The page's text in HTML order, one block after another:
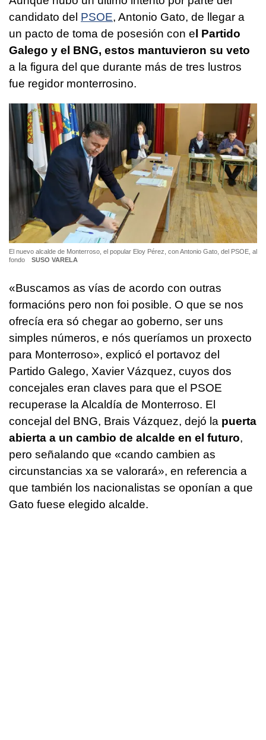
candidato del PSOE, Antonio Gato, de llegar a
un pacto de toma de posesión con el Partido
Galego y el BNG, estos mantuvieron su veto
a la figura del que durante más de tres lustros
fue regidor monterrosino.
El nuevo alcalde de Monterroso, el popular Eloy Pérez, con Antonio Gato, del PSOE, al
fondo
SUSO VARELA
«Buscamos as vías de acordo con outras
formacións pero non foi posible. O que se nos
ofrecía era só chegar ao goberno, ser uns
simples números, e nós queríamos un proxecto
para Monterroso», explicó el portavoz del
Partido Galego, Xavier Vázquez, cuyos dos
concejales eran claves para que el PSOE
recuperase la Alcaldía de Monterroso. El
concejal del BNG, Brais Vázquez, dejó la puerta
abierta a un cambio de alcalde en el futuro,
pero señalando que «cando cambien as
circunstancias xa se valorará», en referencia a
que también los nacionalistas se oponían a que
Gato fuese elegido alcalde.